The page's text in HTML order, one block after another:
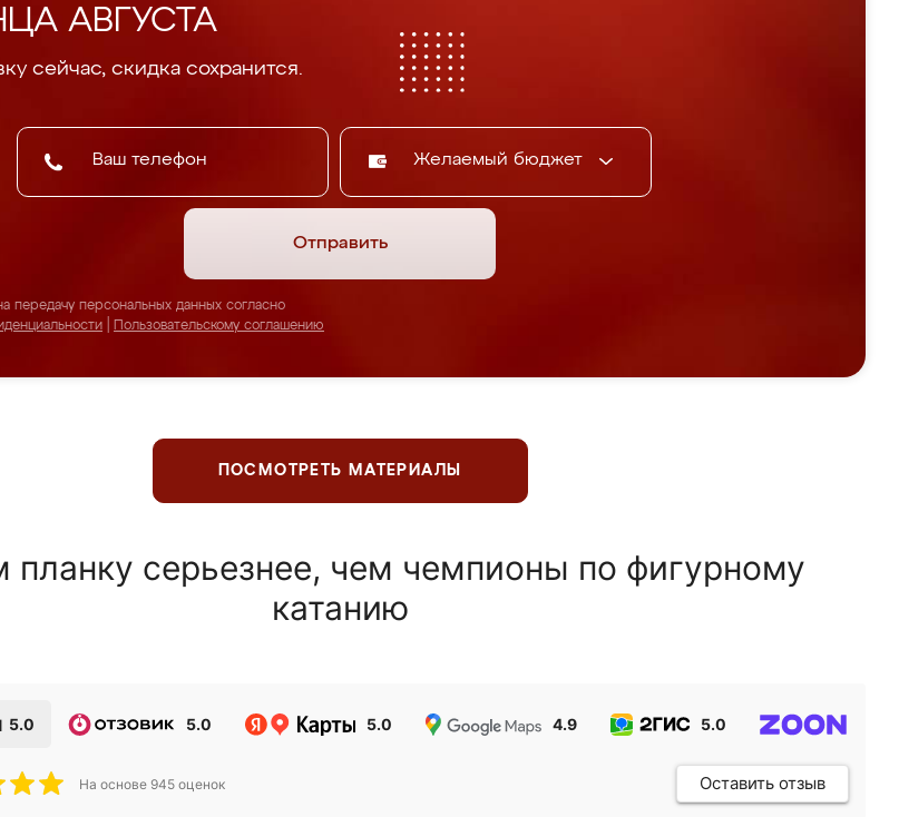
АВГУСТА
сейчас, скидка сохранится.
Желаемый бюджет
Отправить
передачу персональных данных согласно
Пользовательскому соглашению
ПОСМОТРЕТЬ МАТЕРИАЛЫ
серьезнее, чем чемпионы по фигурному
катанию
5.0 5.0 5.0 4.9 5.0
На основе 945 оценок Оставить отзыв